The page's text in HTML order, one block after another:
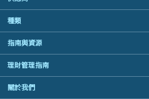
WeLend 貸款
X Wallet 貸款
ZA Bank
手機邊份好
自駕遊比較
相機有得保
最佳滑雪旅遊保險
最適合BB的旅遊保險
中國平安
大新銀行
Generali 忠意
HSBC滙豐銀行
MSIG 三井住友
QBE 昆士蘭
華盛証券
長橋證券
漲樂全球通｜華泰國際
OSL
StashAway
Syfe
老虎證券好唔好？
華盛証券好唔好？
漲樂全球通好唔好？
盈立證券 uSMART 好唔好？
Stashaway好唔好？
Hashkey好唔好？
證券行邊間好？
港股5隻高息ETF精選
什麼是ETF？
香港30大高息股排行
黃金ETF懶人包
選股策略：五步調查攻略
銀行戶口比較
尊尚銀行戶口
Citi Plus
中信銀行inMotion
Airwallex銀行
種類
定期存款
港元定存
人民幣定存
美元定存
英鎊定存
指南與資源
理財資訊
識慳識賺
債務管理
理財管理指南
常用相關詞彙
關於我們